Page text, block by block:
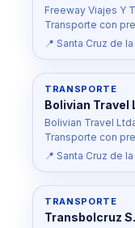
Freeway Viajes Y
Transporte con
📍 Santa Cruz de
TRANSPORTE
Bolivian Travel
Bolivian Travel
Transporte con
📍 Santa Cruz de
TRANSPORTE
Transbolcruz